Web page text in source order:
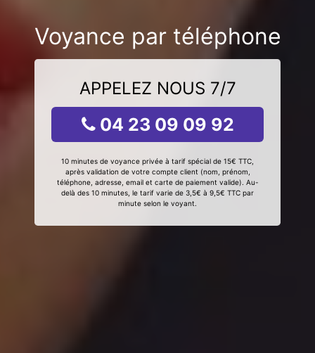
Voyance par téléphone
APPELEZ NOUS 7/7
04 23 09 09 92
10 minutes de voyance privée à tarif spécial de 15€ TTC,
après validation de votre compte client (nom, prénom,
téléphone, adresse, email et carte de paiement valide). Au-
delà des 10 minutes, le tarif varie de 3,5€ à 9,5€ TTC par
minute selon le voyant.